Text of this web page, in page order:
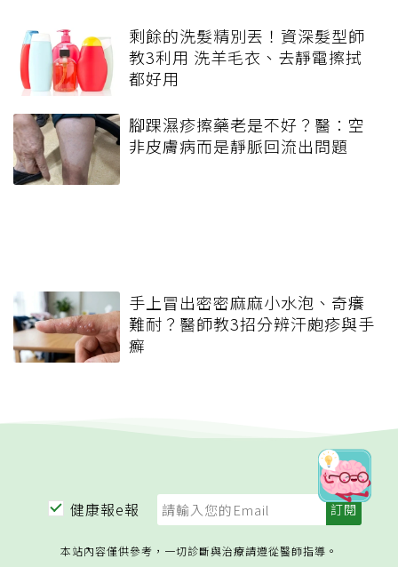
剩餘的洗髮精別丟！資深髮型師
教3利用 洗羊毛衣、去靜電擦拭
都好用
腳踝濕疹擦藥老是不好？醫：空
非皮膚病而是靜脈回流出問題
手上冒出密密麻麻小水泡、奇癢
難耐？醫師教3招分辨汗皰疹與手
癬
健康報e報
本站內容僅供參考，一切診斷與治療請遵從醫師指導。